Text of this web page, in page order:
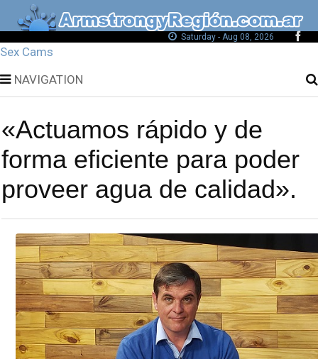
Saturday - Aug 08, 2026
Sex Cams
NAVIGATION
«Actuamos rápido y de
forma eficiente para poder
proveer agua de calidad».